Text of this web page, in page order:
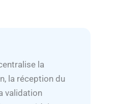
la
la réception du
validation